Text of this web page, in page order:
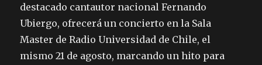
destacado cantautor nacional Fernando
Ubiergo, ofrecerá un concierto en la Sala
Master de Radio Universidad de Chile, el
mismo 21 de agosto, marcando un hito para